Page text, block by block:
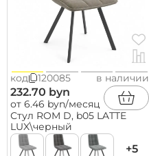
код 120085 в наличии
232.70 byn
от 6.46 byn/месяц
Стул ROM D, b05 LATTE
LUX\черный
+5